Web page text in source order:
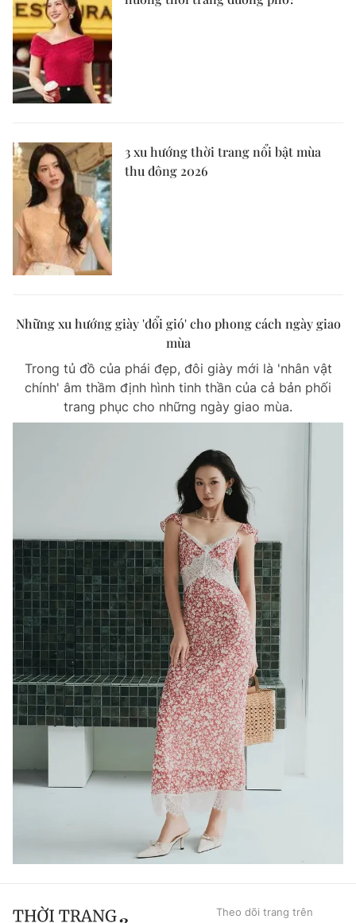
3 xu hướng thời trang nổi bật mùa
thu đông 2026
Những xu hướng giày 'đổi gió' cho phong cách ngày giao
mùa
Trong tủ đồ của phái đẹp, đôi giày mới là 'nhân vật
chính' âm thầm định hình tinh thần của cả bản phối
trang phục cho những ngày giao mùa.
Theo dõi trang trên